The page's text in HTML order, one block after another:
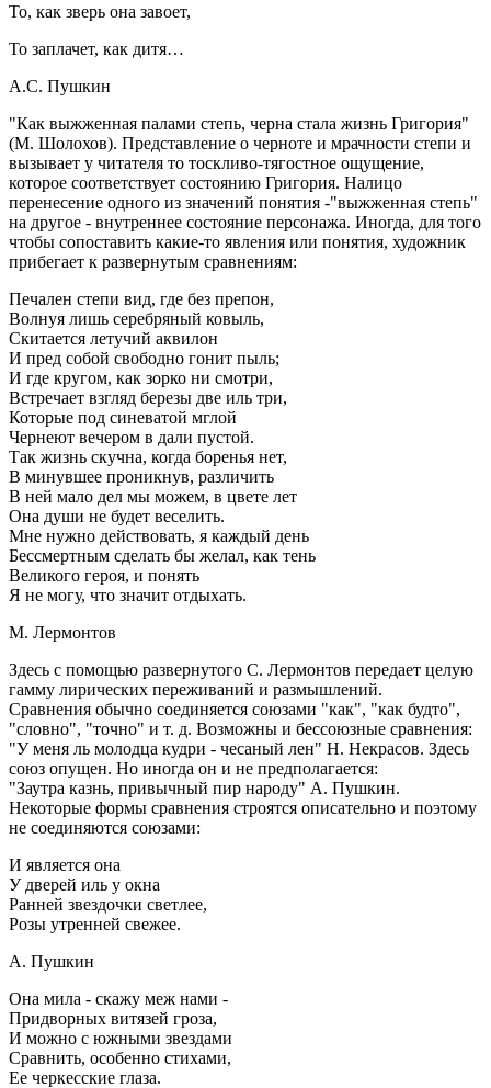
То, как зверь она завоет,
То заплачет, как дитя…
А.С. Пушкин
"Как выжженная палами степь, черна стала жизнь Григория"
(М. Шолохов). Представление о черноте и мрачности степи и
вызывает у читателя то тоскливо-тягостное ощущение,
которое соответствует состоянию Григория. Налицо
перенесение одного из значений понятия -"выжженная степь"
на другое - внутреннее состояние персонажа. Иногда, для того
чтобы сопоставить какие-то явления или понятия, художник
прибегает к развернутым сравнениям:
Печален степи вид, где без препон,
Волнуя лишь серебряный ковыль,
Скитается летучий аквилон
И пред собой свободно гонит пыль;
И где кругом, как зорко ни смотри,
Встречает взгляд березы две иль три,
Которые под синеватой мглой
Чернеют вечером в дали пустой.
Так жизнь скучна, когда боренья нет,
В минувшее проникнув, различить
В ней мало дел мы можем, в цвете лет
Она души не будет веселить.
Мне нужно действовать, я каждый день
Бессмертным сделать бы желал, как тень
Великого героя, и понять
Я не могу, что значит отдыхать.
М. Лермонтов
Здесь с помощью развернутого С. Лермонтов передает целую
гамму лирических переживаний и размышлений.
Сравнения обычно соединяется союзами "как", "как будто",
"словно", "точно" и т. д. Возможны и бессоюзные сравнения:
"У меня ль молодца кудри - чесаный лен" Н. Некрасов. Здесь
союз опущен. Но иногда он и не предполагается:
"Заутра казнь, привычный пир народу" А. Пушкин.
Некоторые формы сравнения строятся описательно и поэтому
не соединяются союзами:
И является она
У дверей иль у окна
Ранней звездочки светлее,
Розы утренней свежее.
А. Пушкин
Она мила - скажу меж нами -
Придворных витязей гроза,
И можно с южными звездами
Сравнить, особенно стихами,
Ее черкесские глаза.